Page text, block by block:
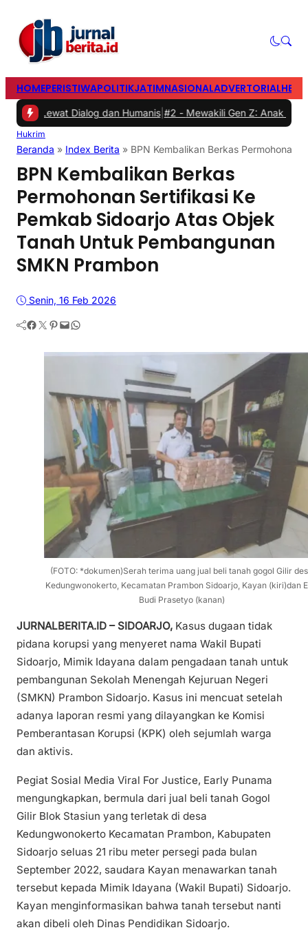
HOMEPERISTIWAPOLITIKJATIMNASIONALADVERTORIAL
Dialog dan Humanis|#2 -Mewakili Gen Z: Anak Perempuan
Hukrim
Beranda » Index Berita » BPN Kembalikan Berkas Permohonan
BPN Kembalikan Berkas
Permohonan Sertifikasi Ke
Pemkab Sidoarjo Atas Objek
Tanah Untuk Pembangunan
SMKN Prambon
Senin, 16 Feb 2026
Facebook Twitter Pinterest Mail WhatsApp
(FOTO: *dokumen)Serah terima uang jual beli tanah gogol Gilir
Kedungwonokerto, Kecamatan Prambon Sidoarjo, Kayan (kiri)dan
Budi Prasetyo (kanan)
JURNALBERITA.ID – SIDOARJO, Kasus dugaan tidak
pidana korupsi yang menyeret nama Wakil Bupati
Sidoarjo, Mimik Idayana dalam pengadaan tanah untuk
pembangunan Sekolah Menengah Kejuruan Negeri
(SMKN) Prambon Sidoarjo. Kasus ini mencuat setelah
adanya laporan resmi yang dilayangkan ke Komisi
Pemberantasan Korupsi (KPK) oleh sejumlah warga
dan aktivis.
Pegiat Sosial Media Viral For Justice, Early Punama
mengungkapkan, bermula dari jual beli tanah Gogol
Gilir Blok Stasiun yang terletak di desa
Kedungwonokerto Kecamatan Prambon, Kabupaten
Sidoarjo seluas 21 ribu meter persegi pada bulan
September 2022, saudara Kayan menawarkan tanah
tersebut kepada Mimik Idayana (Wakil Bupati) Sidoarjo.
Kayan menginformasikan bahwa tanah tersebut nanti
akan dibeli oleh Dinas Pendidikan Sidoarjo.